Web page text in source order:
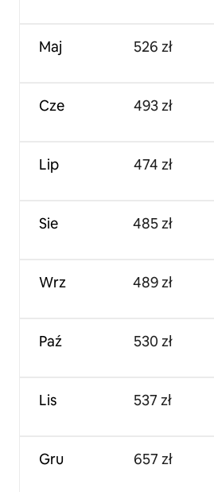
Maj
Cze
Lip
Sie
Wrz
Paź
Lis
Gru
526 zł
493 zł
474 zł
485 zł
489 zł
530 zł
537 zł
657 zł